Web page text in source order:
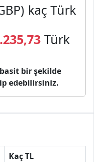
kaç Türk
Türk
bir şekilde
edebilirsiniz.
Kaç TL